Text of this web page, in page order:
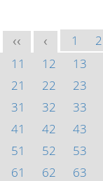
<< < 1 2
11
12 13
21
22 23
31
32 33
41
42 43
51
52 53
61
62 63